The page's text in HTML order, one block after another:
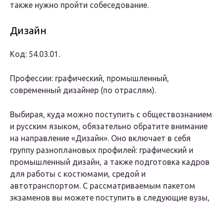
также нужно пройти собеседование.
Дизайн
Код: 54.03.01.
Профессии: графический, промышленный,
современный дизайнер (по отраслям).
Выбирая, куда можно поступить с обществознанием
и русским языком, обязательно обратите внимание
на направление «Дизайн». Оно включает в себя
группу разноплановых профилей: графический и
промышленный дизайн, а также подготовка кадров
для работы с костюмами, средой и
автотранспортом. С рассматриваемым пакетом
экзаменов вы можете поступить в следующие вузы,